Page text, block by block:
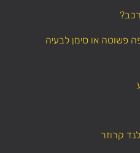
פשוטה או סימן לבעיה
קרוזר